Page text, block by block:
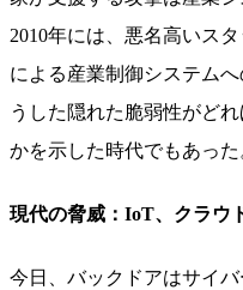
2010年には、悪名高いス
による産業制御システム
うした隠れた脆弱性がど
かを示した時代でもあった
現代の脅威：IoT、クラウ
今日、バックドアはサイ